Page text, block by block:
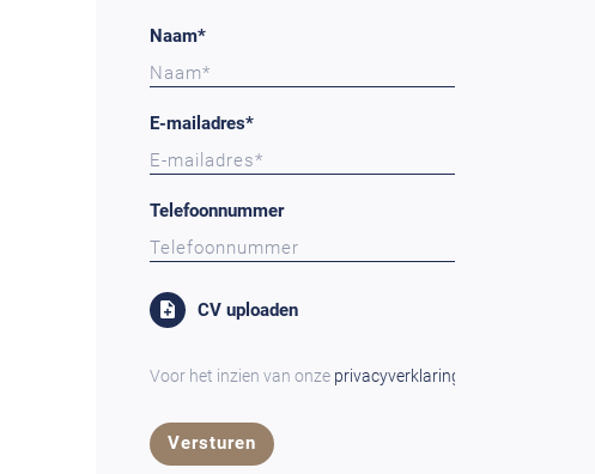
Naam*
E-mailadres*
Telefoonnummer
CV uploaden
Voor het inzien van onze privacyverklaring